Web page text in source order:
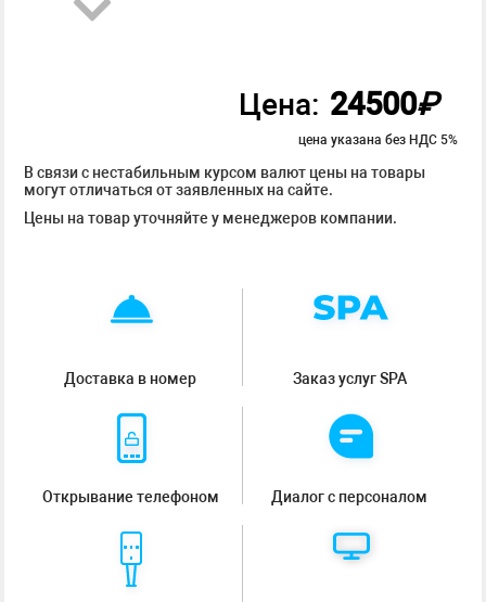
Цена: 24500₽
цена указана без НДС 5%
В связи с нестабильным курсом валют цены на товары
могут отличаться от заявленных на сайте.
Цены на товар уточняйте у менеджеров компании.
Доставка в номер Заказ услуг SPA
Открывание телефоном Диалог с персоналом